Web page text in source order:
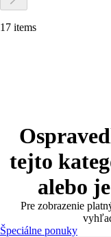
17 items
tejto
alebo
Pre zobrazenie
Špeciálne ponuky